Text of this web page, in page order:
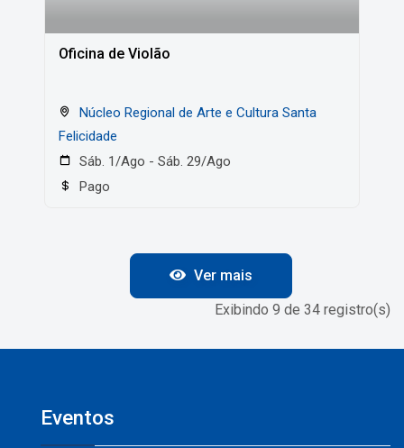
Oficina de Violão
Felicidade
Sáb. 1/Ago - Sáb. 29/Ago
Pago
Ver mais
Exibindo 9 de 34 registro(s)
Eventos